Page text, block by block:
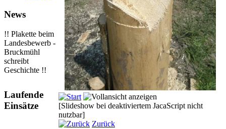
[Slideshow bei deaktiviertem JacaScript nicht
nutzbar]
Zurück
News
!! Plakette beim
Landesbewerb -
Bruckmühl
schreibt
Geschichte !!
Laufende
Einsätze